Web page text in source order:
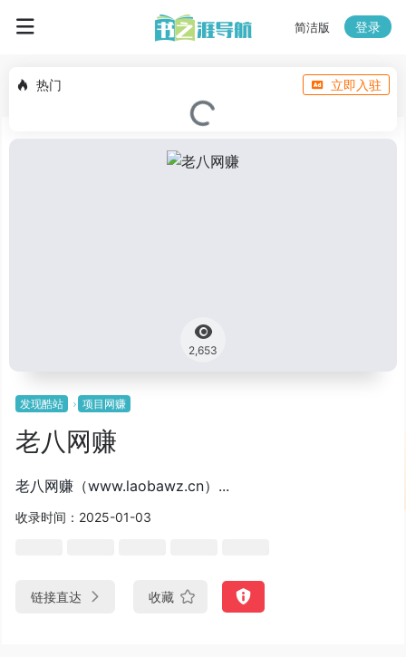
简洁版 登录
热门 立即入驻
2,653
发现酷站 项目网赚
老八网赚
老八网赚（www.laobawz.cn）...
收录时间：2025-01-03
链接直达 收藏